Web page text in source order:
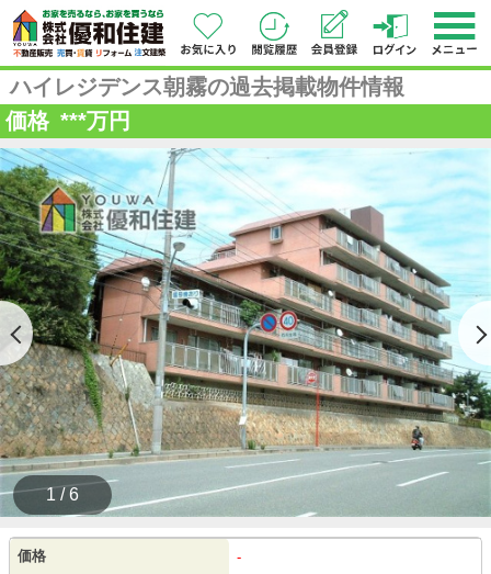
ハイレジデンス朝霧の過去掲載物件情報
価格 ***万円
1 / 6
価格 -